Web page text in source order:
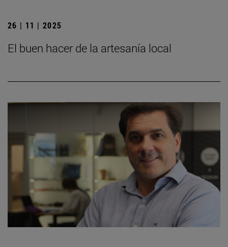
26 | 11 | 2025
El buen hacer de la artesanía local